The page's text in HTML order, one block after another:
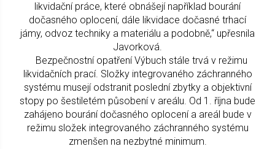
likvidační práce, které obnášejí například bourání
dočasného oplocení, dále likvidace dočasné trhací
jámy, odvoz techniky a materiálu a podobně,“ upřesnila
Javorková.
Bezpečnostní opatření Výbuch stále trvá v režimu
likvidačních prací. Složky integrovaného záchranného
systému musejí odstranit poslední zbytky a objektivní
stopy po šestiletém působení v areálu. Od 1. října bude
zahájeno bourání dočasného oplocení a areál bude v
režimu složek integrovaného záchranného systému
zmenšen na nezbytné minimum.